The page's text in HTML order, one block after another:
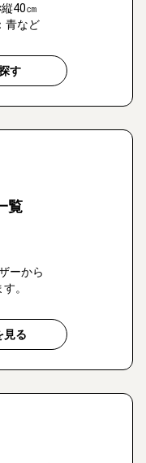
40㎝
青など
す
覧
ーから
。
見る